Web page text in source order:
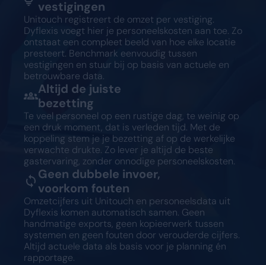
vestigingen
Unitouch registreert de omzet per vestiging.
Dyflexis voegt hier je personeelskosten aan toe. Zo
ontstaat een compleet beeld van hoe elke locatie
presteert. Benchmark eenvoudig tussen
vestigingen en stuur bij op basis van actuele en
betrouwbare data.
Altijd de juiste
bezetting
Te veel personeel op een rustige dag, te weinig op
een druk moment, dat is verleden tijd. Met de
koppeling stem je je bezetting af op de werkelijke
verwachte drukte. Zo lever je altijd de beste
gastervaring, zonder onnodige personeelskosten.
Geen dubbele invoer,
voorkom fouten
Omzetcijfers uit Unitouch en personeelsdata uit
Dyflexis komen automatisch samen. Geen
handmatige exports, geen kopieerwerk tussen
systemen en geen fouten door verouderde cijfers.
Altijd actuele data als basis voor je planning én
rapportage.